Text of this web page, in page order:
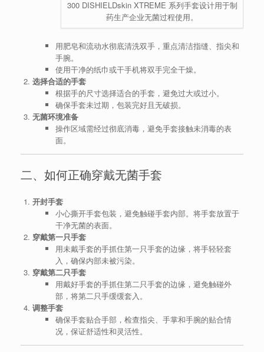
300 DISHIELDskin XTREME 系列手套设计用于制
药生产企业无菌过程使用。
用肥皂和流动水彻底清洗双手，重点清洁指缝、指尖和
手腕。
使用干净的纸巾或干手机将双手完全干燥。
选择合适的手套
根据手的尺寸选择适合的手套，避免过大或过小。
确保手套未过期，包装完好且无破损。
无菌环境准备
操作区域需经过彻底消毒，避免手套接触未消毒的表
面。
二、如何正确穿戴无菌手套
开封手套
小心撕开手套包装，避免触碰手套内部。将手套放置于
干净无菌的表面。
穿戴第一只手套
用未戴手套的手抓住第一只手套的边缘，将手轻轻套
入，确保内部未被污染。
穿戴第二只手套
用戴好手套的手抓住第二只手套的边缘，避免触碰外
部，将第二只手缓缓套入。
调整手套
确保手套贴合手部，检查指尖、手掌和手腕的贴合情
况，保证舒适性和灵活性。